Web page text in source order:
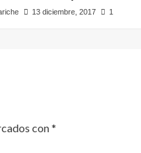
13 diciembre, 2017 1
con*